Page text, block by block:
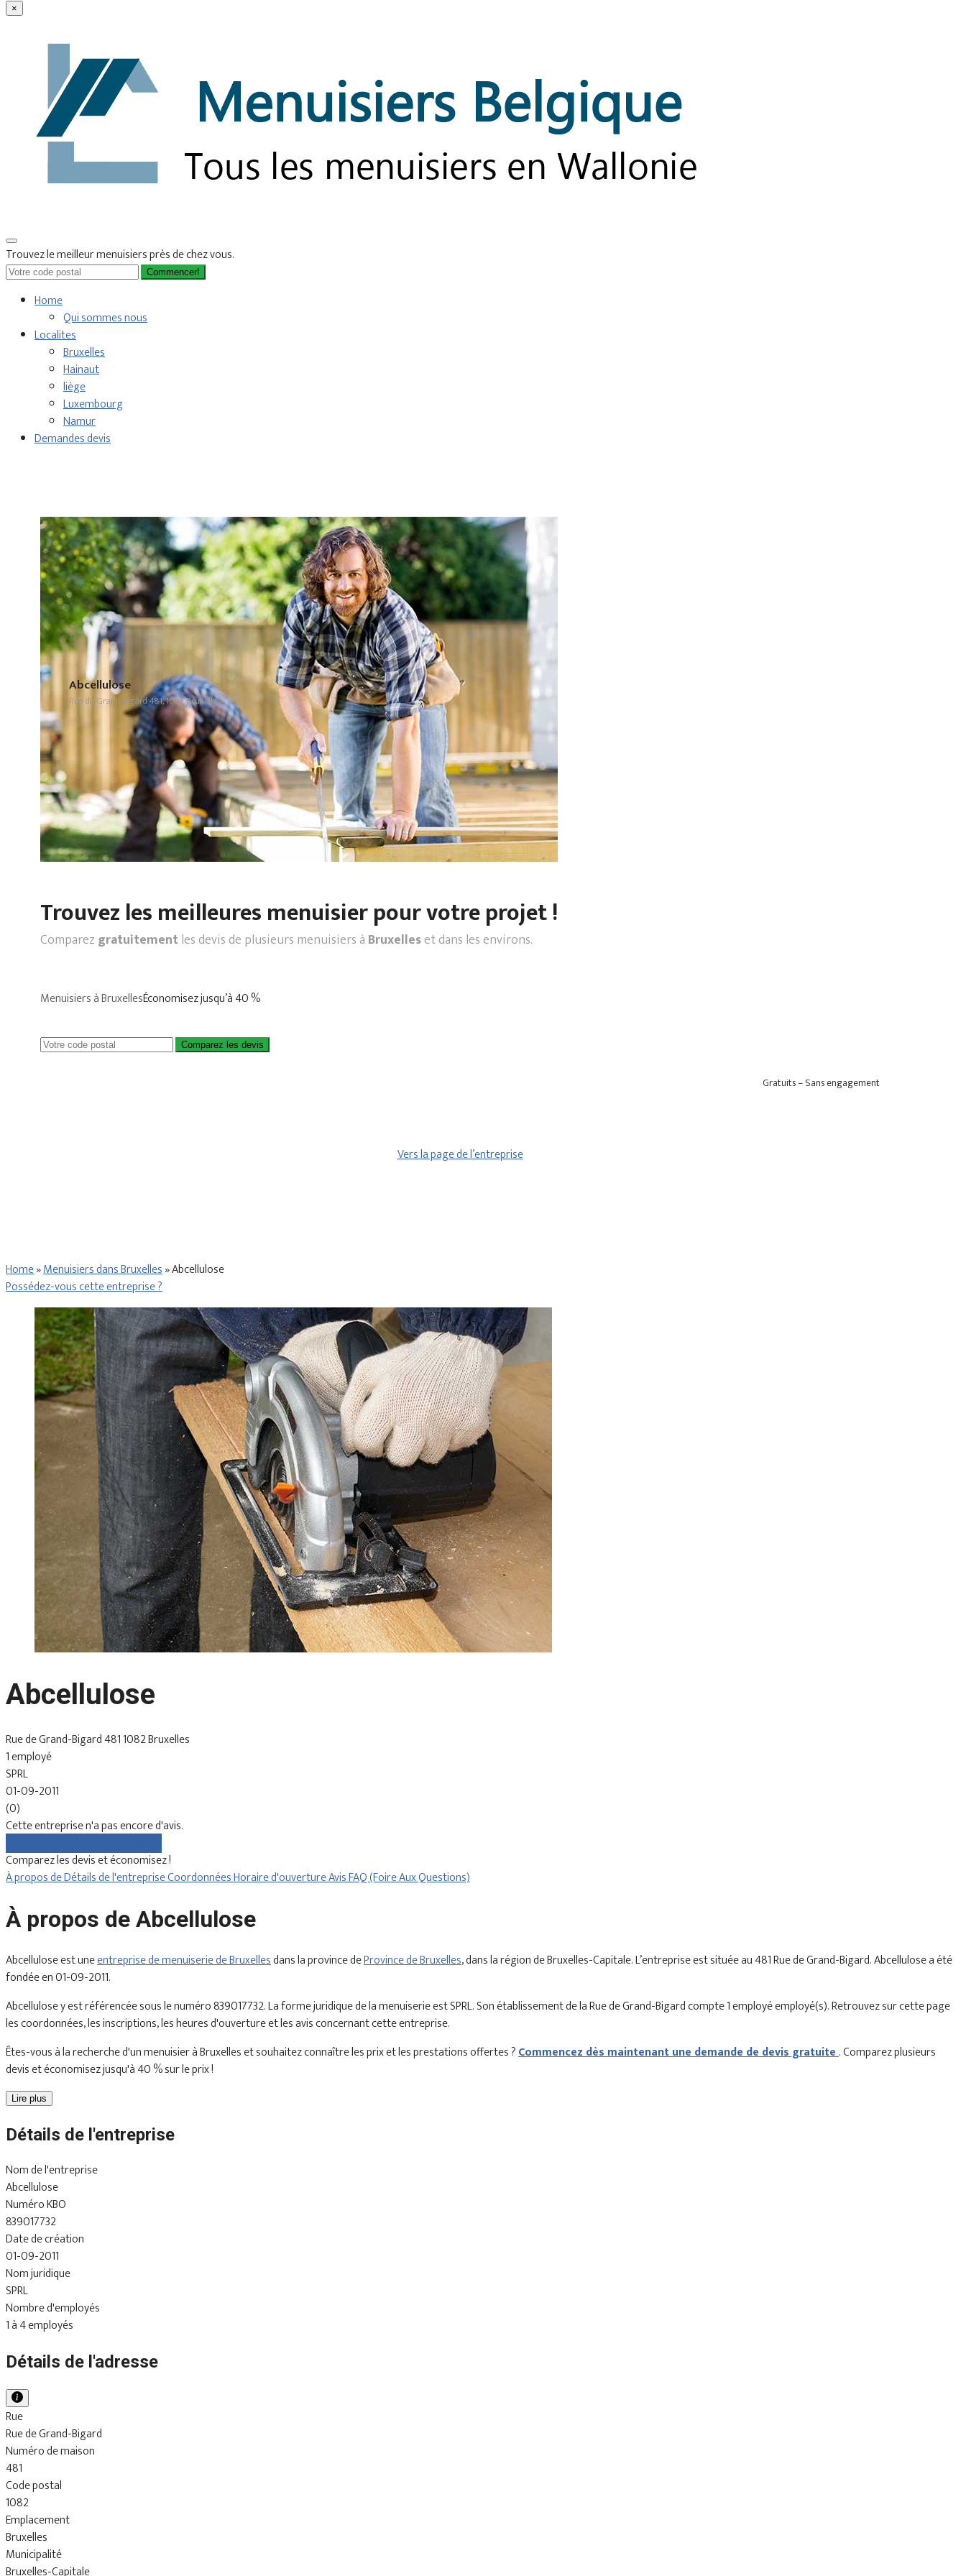
×
Trouvez le meilleur menuisiers près de chez vous.
Commencer!
Home
Qui sommes nous
Localites
Bruxelles
Hainaut
liège
Luxembourg
Namur
Demandes devis
Abcellulose
Rue de Grand-Bigard 481, 1082 Bruxelles
Trouvez les meilleures menuisier pour votre projet !
Comparez gratuitementles devis de plusieurs menuisiers à Bruxelleset dans les environs.
Menuisiers à BruxellesÉconomisez jusqu’à 40 %
Comparez les devis
Gratuits – Sans engagement
Vers la page de l’entreprise
Home»Menuisiers dans Bruxelles»Abcellulose
Possédez-vous cette entreprise ?
Abcellulose
Rue de Grand-Bigard 481 1082 Bruxelles
1 employé
SPRL
01-09-2011
(0)
Cette entreprise n'a pas encore d'avis.
Comparez les devis et économisez !
À propos deDétails de l'entrepriseCoordonnéesHoraire d'ouvertureAvisFAQ (Foire Aux Questions)
À propos de Abcellulose
Abcellulose est uneentreprise de menuiserie de Bruxellesdans la province deProvince de Bruxelles, dans la région de Bruxelles-Capitale. L’entreprise est située au 481 Rue de Grand-Bigard. Abcellulose a été
fondée en 01-09-2011.
Abcellulose y est référencée sous le numéro 839017732. La forme juridique de la menuiserie est SPRL. Son établissement de la Rue de Grand-Bigard compte 1 employé employé(s). Retrouvez sur cette page
les coordonnées, les inscriptions, les heures d'ouverture et les avis concernant cette entreprise.
Êtes-vous à la recherche d'un menuisier à Bruxelles et souhaitez connaître les prix et les prestations offertes ?Commencez dès maintenant une demande de devis gratuite. Comparez plusieurs
devis et économisez jusqu'à 40 % sur le prix !
Lire plus
Détails de l'entreprise
Nom de l'entreprise
Abcellulose
Numéro KBO
839017732
Date de création
01-09-2011
Nom juridique
SPRL
Nombre d'employés
1 à 4 employés
Détails de l'adresse
Rue
Rue de Grand-Bigard
Numéro de maison
481
Code postal
1082
Emplacement
Bruxelles
Municipalité
Bruxelles-Capitale